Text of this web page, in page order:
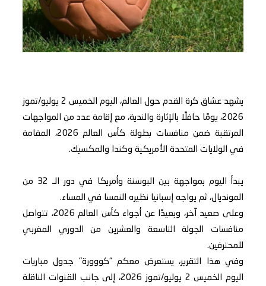
يشهد عشاق كرة القدم حول العالم، اليوم الخميس 2 يوليو/تموز
2026، يومًا حافلًا بالإثارة والندية، مع إقامة عدد من المواجهات
المرتقبة ضمن منافسات بطولة كأس العالم 2026، المقامة
في الولايات المتحدة الأمريكية وكندا والمكسيك.
يبدأ اليوم بمواجهة بين البوسنة وأمريكا في دور الـ 32 من
المونديال، ثم يواجه إسبانيا نظيره النمسا في المساء.
وعلى صعيد آخر، وبعيدًا عن أجواء كأس العالم 2026، تتواصل
منافسات الجولة التاسعة والعشرين من الدوري المغربي
للمحترفين.
وفي هذا التقرير، يستعرض معكم "كووورة" جدول مباريات
اليوم الخميس 2 يوليو/تموز 2026، إلى جانب القنوات الناقلة